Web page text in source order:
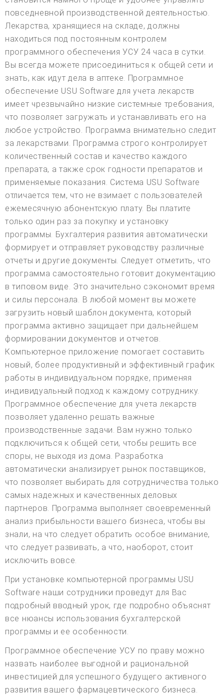
повседневной производственной деятельностью.
Лекарства, хранящиеся на складе, должны
находиться под постоянным контролем
программного обеспечения УСУ 24 часа в сутки.
Вы всегда можете присоединиться к общей сети и
знать, как идут дела в аптеке. Программное
обеспечение USU Software для учета лекарств
имеет чрезвычайно низкие системные требования,
что позволяет загружать и устанавливать его на
любое устройство. Программа внимательно следит
за лекарствами. Программа строго контролирует
количественный состав и качество каждого
препарата, а также срок годности препаратов и
применяемые показания. Система USU Software
отличается тем, что не взимает с пользователей
ежемесячную абонентскую плату. Вы платите
только один раз за покупку и установку
программы. Бухгалтерия развития автоматически
формирует и отправляет руководству различные
отчеты и другие документы. Следует отметить, что
программа самостоятельно готовит документацию
в типовом виде. Это значительно сэкономит время
и силы персонала. В любой момент вы можете
загрузить новый шаблон документа, который
программа активно защищает при дальнейшем
формировании документов и отчетов.
Компьютерное приложение помогает составить
новый, более продуктивный и эффективный график
работы в индивидуальном порядке, применяя
индивидуальный подход к каждому сотруднику.
Программное обеспечение для учета лекарств
позволяет удаленно решать важные
производственные задачи. Вам нужно только
подключиться к общей сети, чтобы решить все
споры, не выходя из дома. Разработка
автоматически анализирует рынок поставщиков,
что позволяет выбирать для сотрудничества только
самых надежных и качественных деловых
партнеров. Программа выполняет своевременный
анализ прибыльности вашего бизнеса, чтобы вы
знали, на что следует обратить особое внимание,
что следует развивать, а что, наоборот, стоит
исключить вовсе.
При установке компьютерной программы USU
Software наши сотрудники проведут для Вас
подробный вводный урок, где подробно объяснят
все нюансы использования бухгалтерской
программы и ее особенности.
Программное обеспечение УСУ по праву можно
назвать наиболее выгодной и рациональной
инвестицией для успешного будущего активного
развития вашего фармацевтического бизнеса.